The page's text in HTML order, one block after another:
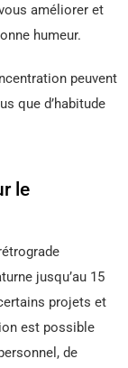
améliorer et
humeur.
peuvent
que d’habitude
le
jusqu’au 15
projets et
est possible
de